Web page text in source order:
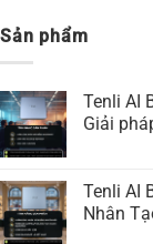
Sản phẩm
Tenli AI
Giải
Tenli AI
Nhân